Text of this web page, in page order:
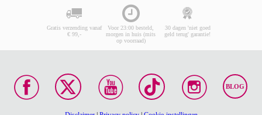
Gratis verzending vanaf
€ 99,-
Voor 23:00 besteld,
morgen in huis (mits
op voorraad)
30 dagen 'niet goed
geld terug' garantie!
BLOG